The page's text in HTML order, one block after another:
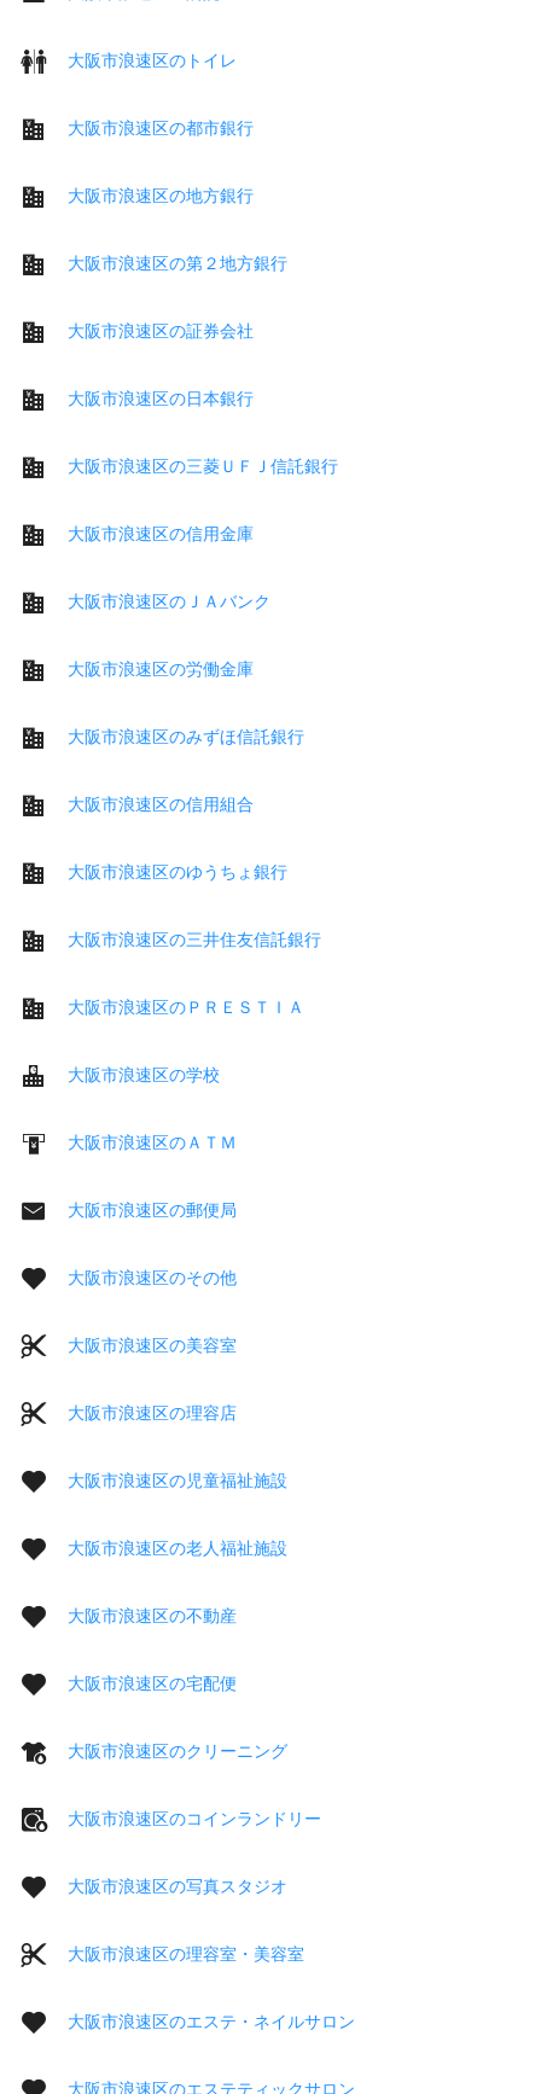
大阪市浪速区のトイレ
大阪市浪速区の都市銀行
大阪市浪速区の地方銀行
大阪市浪速区の第２地方銀行
大阪市浪速区の証券会社
大阪市浪速区の日本銀行
大阪市浪速区の三菱ＵＦＪ信託銀行
大阪市浪速区の信用金庫
大阪市浪速区のＪＡバンク
大阪市浪速区の労働金庫
大阪市浪速区のみずほ信託銀行
大阪市浪速区の信用組合
大阪市浪速区のゆうちょ銀行
大阪市浪速区の三井住友信託銀行
大阪市浪速区のＰＲＥＳＴＩＡ
大阪市浪速区の学校
大阪市浪速区のＡＴＭ
大阪市浪速区の郵便局
大阪市浪速区のその他
大阪市浪速区の美容室
大阪市浪速区の理容店
大阪市浪速区の児童福祉施設
大阪市浪速区の老人福祉施設
大阪市浪速区の不動産
大阪市浪速区の宅配便
大阪市浪速区のクリーニング
大阪市浪速区のコインランドリー
大阪市浪速区の写真スタジオ
大阪市浪速区の理容室・美容室
大阪市浪速区のエステ・ネイルサロン
大阪市浪速区のエステティックサロン